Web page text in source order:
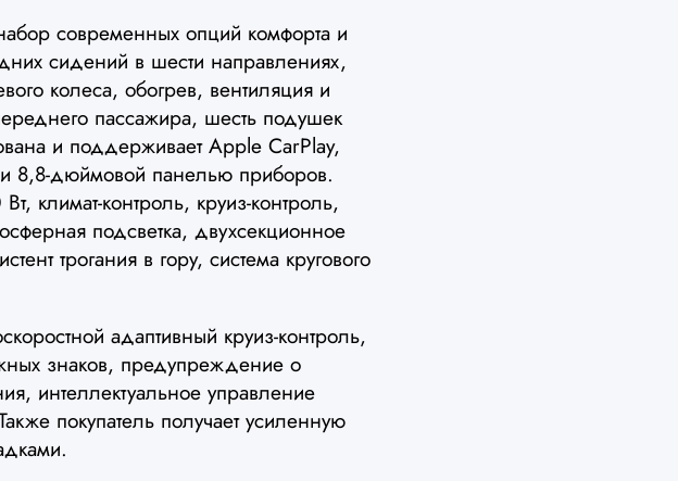
современных опций комфорта и
сидений в шести направлениях,
колеса, обогрев, вентиляция и
пассажира, шесть подушек
и поддерживает Apple CarPlay,
8,8-дюймовой панелью приборов.
климат-контроль, круиз-контроль,
подсветка, двухсекционное
трогания в гору, система кругового
адаптивный круиз-контроль,
знаков, предупреждение о
интеллектуальное управление
покупатель получает усиленную